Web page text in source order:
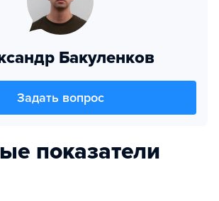
Бакуленков
Задать вопрос
показатели